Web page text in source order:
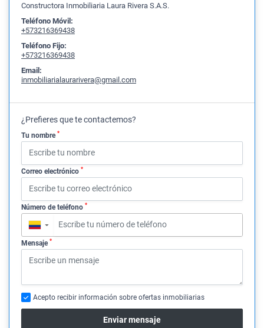
Constructora Inmobiliaria Laura Rivera S.A.S.
Teléfono Móvil:
+573216369438
Teléfono Fijo:
+573216369438
Email:
inmobiliarialaurarivera@gmail.com
¿Prefieres que te contactemos?
Tu nombre *
Correo electrónico *
Número de teléfono *
▼
Mensaje *
Acepto recibir información sobre ofertas inmobiliarias
Enviar mensaje